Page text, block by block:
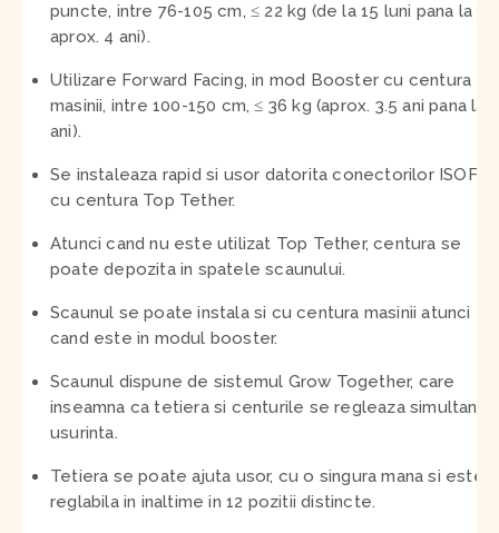
puncte, intre 76-105 cm, ≤ 22 kg (de la 15 luni pana la
aprox. 4 ani).
Utilizare Forward Facing, in mod Booster cu centura
masinii, intre 100-150 cm, ≤ 36 kg (aprox. 3.5 ani pana la
ani).
Se instaleaza rapid si usor datorita conectorilor ISOFIX
cu centura Top Tether.
Atunci cand nu este utilizat Top Tether, centura se
poate depozita in spatele scaunului.
Scaunul se poate instala si cu centura masinii atunci
cand este in modul booster.
Scaunul dispune de sistemul Grow Together, care
inseamna ca tetiera si centurile se regleaza simultan,
usurinta.
Tetiera se poate ajuta usor, cu o singura mana si este
reglabila in inaltime in 12 pozitii distincte.